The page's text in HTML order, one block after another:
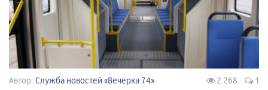
Автор: Служба новостей «Вечерка 74» 2 268 1